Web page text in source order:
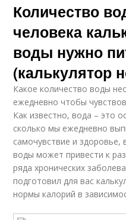
Количество
человека
воды нужно
(калькулятор
Какое количество воды
ежедневно чтобы
Как известно, вода – это
сколько мы ежедневно
самочувствие и здоровье,
воды может привести к
ряда хронических
подготовил для вас
нормы калорий в